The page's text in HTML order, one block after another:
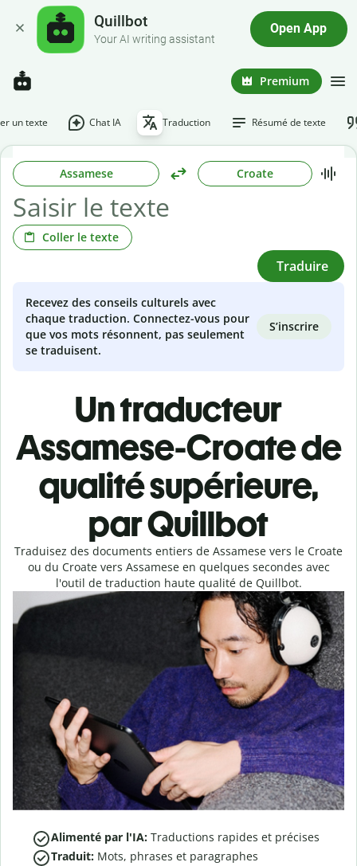
Quillbot
Your AI writing assistant
Open App
Premium
un texte Chat IA Traduction Résumé de texte
Assamese Croate
Coller le texte
Traduire
Recevez des conseils culturels avec
chaque traduction. Connectez-vous pour
que vos mots résonnent, pas seulement
se traduisent.
S’inscrire
Un traducteur
Assamese-Croate de
qualité supérieure,
par Quillbot
Traduisez des documents entiers de Assamese vers le Croate
ou du Croate vers Assamese en quelques secondes avec
l'outil de traduction haute qualité de Quillbot.
Alimenté par l'IA: Traductions rapides et précises
Traduit: Mots, phrases et paragraphes